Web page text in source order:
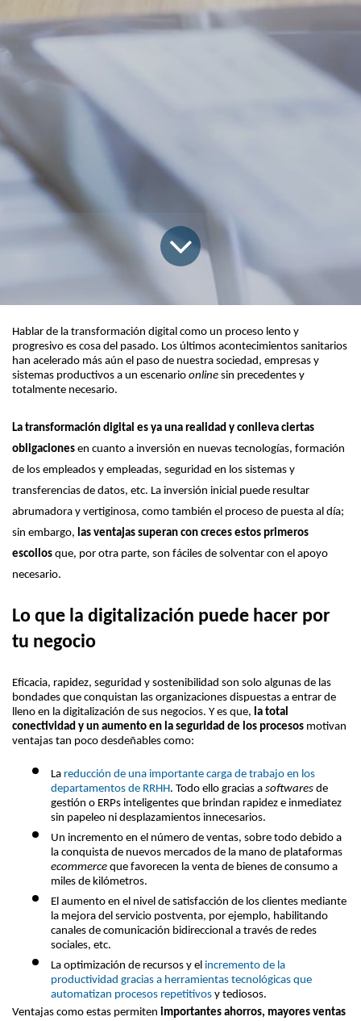
Hablar de la transformación digital como un proceso lento y
progresivo es cosa del pasado. Los últimos acontecimientos sanitarios
han acelerado más aún el paso de nuestra sociedad, empresas y
sistemas productivos a un escenario online sin precedentes y
totalmente necesario.
La transformación digital es ya una realidad y conlleva ciertas
obligaciones en cuanto a inversión en nuevas tecnologías, formación
de los empleados y empleadas, seguridad en los sistemas y
transferencias de datos, etc. La inversión inicial puede resultar
abrumadora y vertiginosa, como también el proceso de puesta al día;
sin embargo, las ventajas superan con creces estos primeros
escollos que, por otra parte, son fáciles de solventar con el apoyo
necesario.
Lo que la digitalización puede hacer por
tu negocio
Eficacia, rapidez, seguridad y sostenibilidad son solo algunas de las
bondades que conquistan las organizaciones dispuestas a entrar de
lleno en la digitalización de sus negocios. Y es que, la total
conectividad y un aumento en la seguridad de los procesos motivan
ventajas tan poco desdeñables como:
La reducción de una importante carga de trabajo en los
departamentos de RRHH . Todo ello gracias a softwares de
gestión o ERPs inteligentes que brindan rapidez e inmediatez
sin papeleo ni desplazamientos innecesarios.
Un incremento en el número de ventas, sobre todo debido a
ecommerce que favorecen la venta de bienes de consumo a
miles de kilómetros.
El aumento en el nivel de satisfacción de los clientes mediante
la mejora del servicio postventa, por ejemplo, habilitando
canales de comunicación bidireccional a través de redes
sociales, etc.
La optimización de recursos y el incremento de la
productividad gracias a herramientas tecnológicas que
automatizan procesos repetitivos y tediosos.
Ventajas como estas permiten importantes ahorros, mayores ventas